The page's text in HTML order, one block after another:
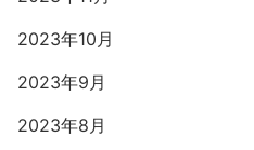
2023年10月
2023年9月
2023年8月